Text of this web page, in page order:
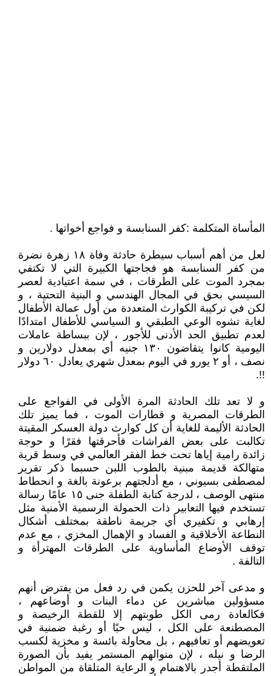
المأساة المتكلمة :كفر السنابسة و فواجع أخواتها .
لعل من أهم أسباب سيطرة حادثة وفاة ١٨ زهرة نضرة
من كفر السنابسة هو فجاجتها الكبيرة التي لا تكتفي
بمجرد الموت على الطرقات ، في سمة اعتيادية لعصر
السيسي بحق في المجال الهندسي و البنية التحتية ، و
لكن في تركيبة الكوارث المتعددة من أول عمالة الأطفال
لغاية تشوه الوعي الطبقي و السياسي للأطفال امتدادًا
لعدم تطبيق الحد الأدنى للأجور ، لإن ببساطة عاملات
اليومية كانوا يتقاضون ١٣٠ جنيه أي بمعدل دولارين و
نصف ، أو ٢ يورو في اليوم بمعدل شهري يعادل ٦٠ دولار
!!.
و لا تعد تلك الحادثة المرة الأولى في الفواجع على
الطرقات المصرية و قطارات الموت ، فما يميز تلك
الحادثة الأليمة للغاية أن كل كوارث دولة العسكر المقيتة
تكالبت على بعض الفراشات فأحرقتها فقرًا و حوجة
زائدة رامية إياها تحت خط الفقر العالمي في وسط قرية
متهالكة قديمة مبنية بالطوب اللبن حسبما ذكر تقرير
لمصطفى بسيوني ، مع أدلجتهم برعونة بالغة و انحطاط
منتهى الوصف ، لدرجة كتابة الطفلة جنى ١٥ عامًا رسالة
تستخدم فيها التعابير ذات الحمولة الرسمية الأمنية مثل
إرهابي و تكفيري أي جريمة ناطقة بمختلف أشكال
النطاعة الأخلاقية و الفساد و الإهمال المخزي ، مع عدم
توقف الأوضاع المأساوية على الطرقات المهترأة و
التالفة .
و مدعى آخر للحزن يكمن في رد فعل من يفترض أنهم
مسؤولين مباشرين عن دماء البنات و أوضاعهم ،
فكالعادة رمى الكل طوبتهم إلا للقطة الرخيصة و
المصطنعة على الكل ، ليس حبًا أو رغبة ضمنية في
تعويضهم أو تعافيهم ، بل محاولة بائسة و مخزية لكسب
الرضا و نيله ، لإن منوالهم المستمر يفيد بأن الصورة
الملتقطة أجدر بالاهتمام و الرعاية المتلقاة من المواطن